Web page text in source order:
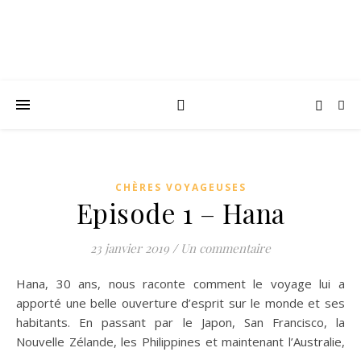
CHÈRES VOYAGEUSES
Episode 1 – Hana
23 janvier 2019 / Un commentaire
Hana, 30 ans, nous raconte comment le voyage lui a
apporté une belle ouverture d’esprit sur le monde et ses
habitants. En passant par le Japon, San Francisco, la
Nouvelle Zélande, les Philippines et maintenant l’Australie,